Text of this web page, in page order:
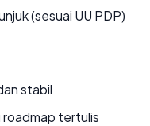
(sesuai UU PDP)
stabil
roadmap tertulis